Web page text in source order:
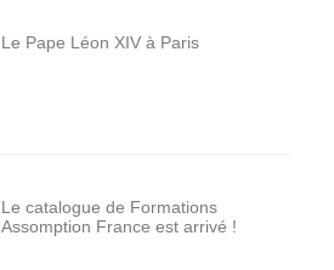
Le Pape Léon XIV à Paris
Le catalogue de Formations
Assomption France est arrivé !